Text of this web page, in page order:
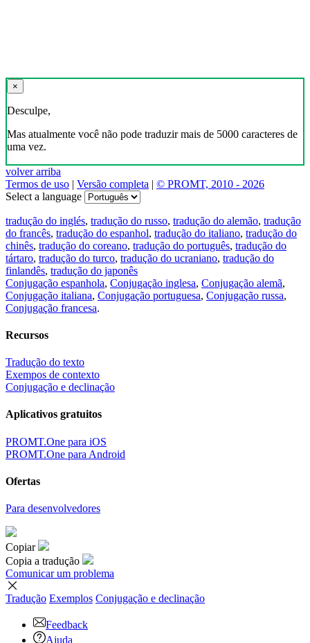
×
Desculpe,
Mas atualmente você não pode traduzir mais de 5000 caracteres de
uma vez.
volver arriba
Termos de uso | Versão completa | © PROMT, 2010 - 2026
Select a language
tradução do inglés, tradução do russo, tradução do alemão, tradução
do francês, tradução do espanhol, tradução do italiano, tradução do
chinês, tradução do coreano, tradução do português, tradução do
tártaro, tradução do turco, tradução do ucraniano, tradução do
finlandês, tradução do japonês
Conjugação espanhola, Conjugação inglesa, Conjugação alemã,
Conjugação italiana, Conjugação portuguesa, Conjugação russa,
Conjugação francesa.
Recursos
Tradução do texto
Exempos de contexto
Conjugação e declinação
Aplicativos gratuitos
PROMT.One para iOS
PROMT.One para Android
Ofertas
Para desenvolvedores
Copiar
Copia a tradução
Comunicar um problema
Tradução Exemplos Conjugação e declinação
Feedback
Ajuda